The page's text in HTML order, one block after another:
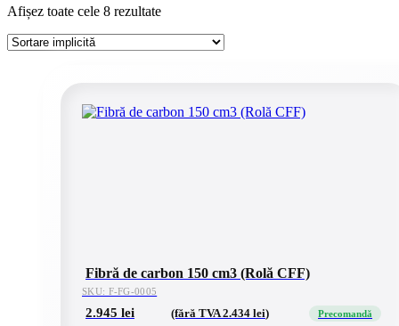
Afișez toate cele 8 rezultate
Fibră de carbon 150 cm3 (Rolă CFF)
SKU: F-FG-0005
2.945 lei (fără TVA2.434 lei) Precomandă